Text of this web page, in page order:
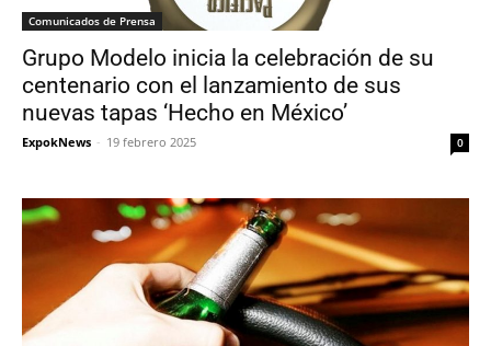
Comunicados de Prensa
Grupo Modelo inicia la celebración de su
centenario con el lanzamiento de sus
nuevas tapas ‘Hecho en México’
ExpokNews - 19 febrero 2025 0